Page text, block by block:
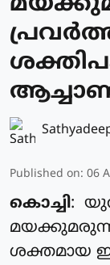
Published on: 06
കൊച്ചി:
ശക്തമായ